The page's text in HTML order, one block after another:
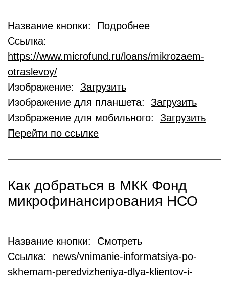
Название кнопки: Подробнее
Ссылка:
https://www.microfund.ru/loans/mikrozaem-
otraslevoy/
Изображение: Загрузить
Изображение для планшета: Загрузить
Изображение для мобильного: Загрузить
Перейти по ссылке
Как добраться в МКК Фонд
микрофинансирования НСО
Название кнопки: Смотреть
Ссылка: news/vnimanie-informatsiya-po-
skhemam-peredvizheniya-dlya-klientov-i-